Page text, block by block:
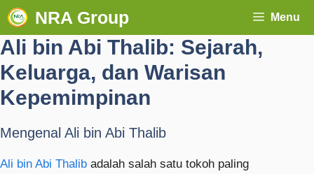
NRA Group Menu
Ali bin Abi Thalib: Sejarah,
Keluarga, dan Warisan
Kepemimpinan
Mengenal Ali bin Abi Thalib
Ali bin Abi Thalib adalah salah satu tokoh paling